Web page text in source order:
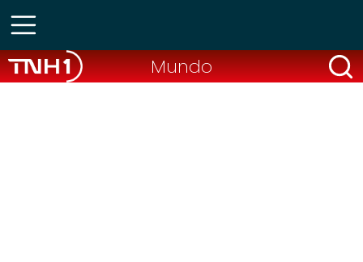
Mundo